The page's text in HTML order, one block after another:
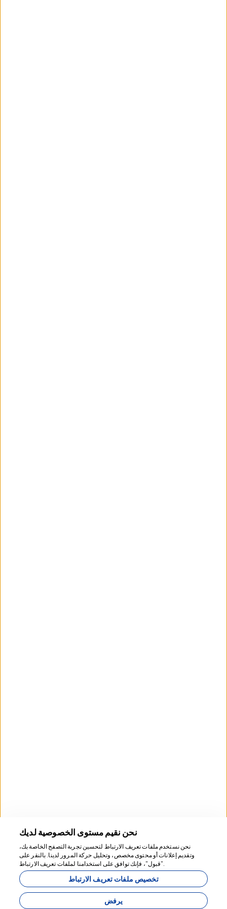
10,530 ₺
Per Night
نحن نقيم مستوى الخصوصية لديك
نحن نستخدم ملفات تعريف الارتباط لتحسين تجربة التصفح الخاصة بك،
وتقديم إعلانات أو محتوى مخصص، وتحليل حركة المرور لدينا. بالنقر على
"قبول"، فإنك توافق على استخدامنا لملفات تعريف الارتباط.
تخصيص ملفات تعريف الارتباط
يرفض
نحن هنا للمساعدة